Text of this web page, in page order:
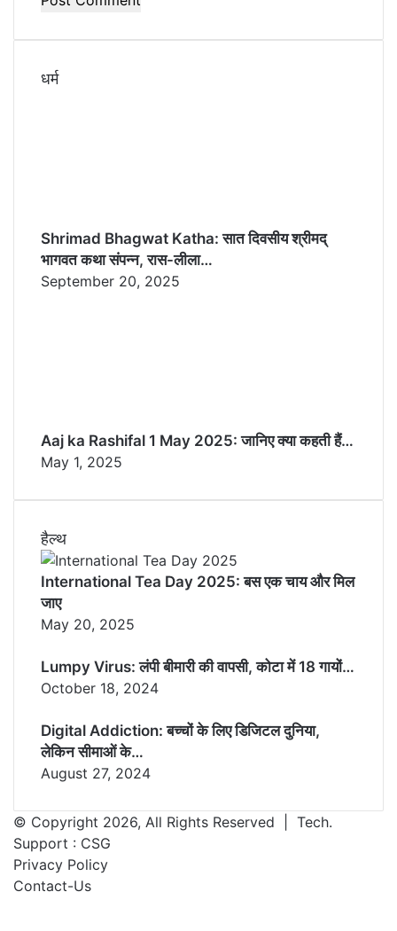
धर्म
Shrimad Bhagwat Katha: सात दिवसीय श्रीमद्
भागवत कथा संपन्न, रास-लीला…
September 20, 2025
Aaj ka Rashifal 1 May 2025: जानिए क्या कहती हैं…
May 1, 2025
हैल्थ
International Tea Day 2025: बस एक चाय और मिल
जाए
May 20, 2025
Lumpy Virus: लंपी बीमारी की वापसी, कोटा में 18 गायों…
October 18, 2024
Digital Addiction: बच्चों के लिए डिजिटल दुनिया,
लेकिन सीमाओं के…
August 27, 2024
© Copyright 2026, All Rights Reserved | Tech.
Support : CSG
Privacy Policy
Contact-Us